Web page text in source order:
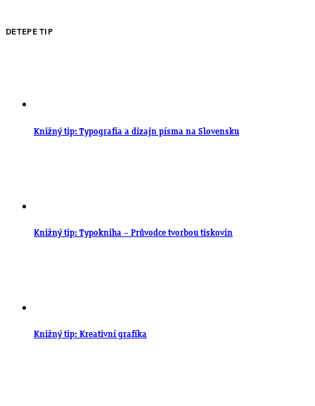
DETEPE TIP
Knižný tip: Typografia a dizajn písma na Slovensku
Knižný tip: Typokniha – Průvodce tvorbou tiskovin
Knižný tip: Kreativní grafika